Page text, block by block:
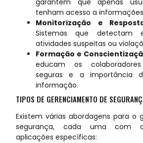
garantem que apenas
tenham acesso a
Monitorização e
Sistemas que detectam
atividades suspeitas ou
Formação e
educam os
seguras e a importância
informação.
TIPOS DE GERENCIAMENTO DE
Existem várias abordagens para o
segurança, cada uma com
aplicações específicas: